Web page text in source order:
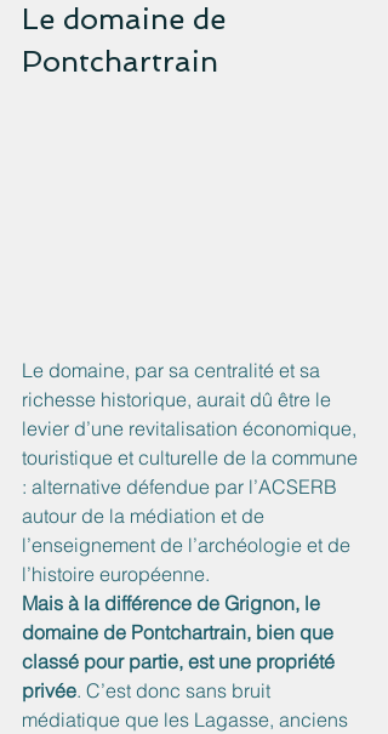
Le domaine de
Pontchartrain
Le domaine, par sa centralité et sa
richesse historique, aurait dû être le
levier d’une revitalisation économique,
touristique et culturelle de la commune
: alternative défendue par l’ACSERB
autour de la médiation et de
l’enseignement de l’archéologie et de
l’histoire européenne.
Mais à la différence de Grignon, le
domaine de Pontchartrain, bien que
classé pour partie, est une propriété
privée. C’est donc sans bruit
médiatique que les Lagasse, anciens